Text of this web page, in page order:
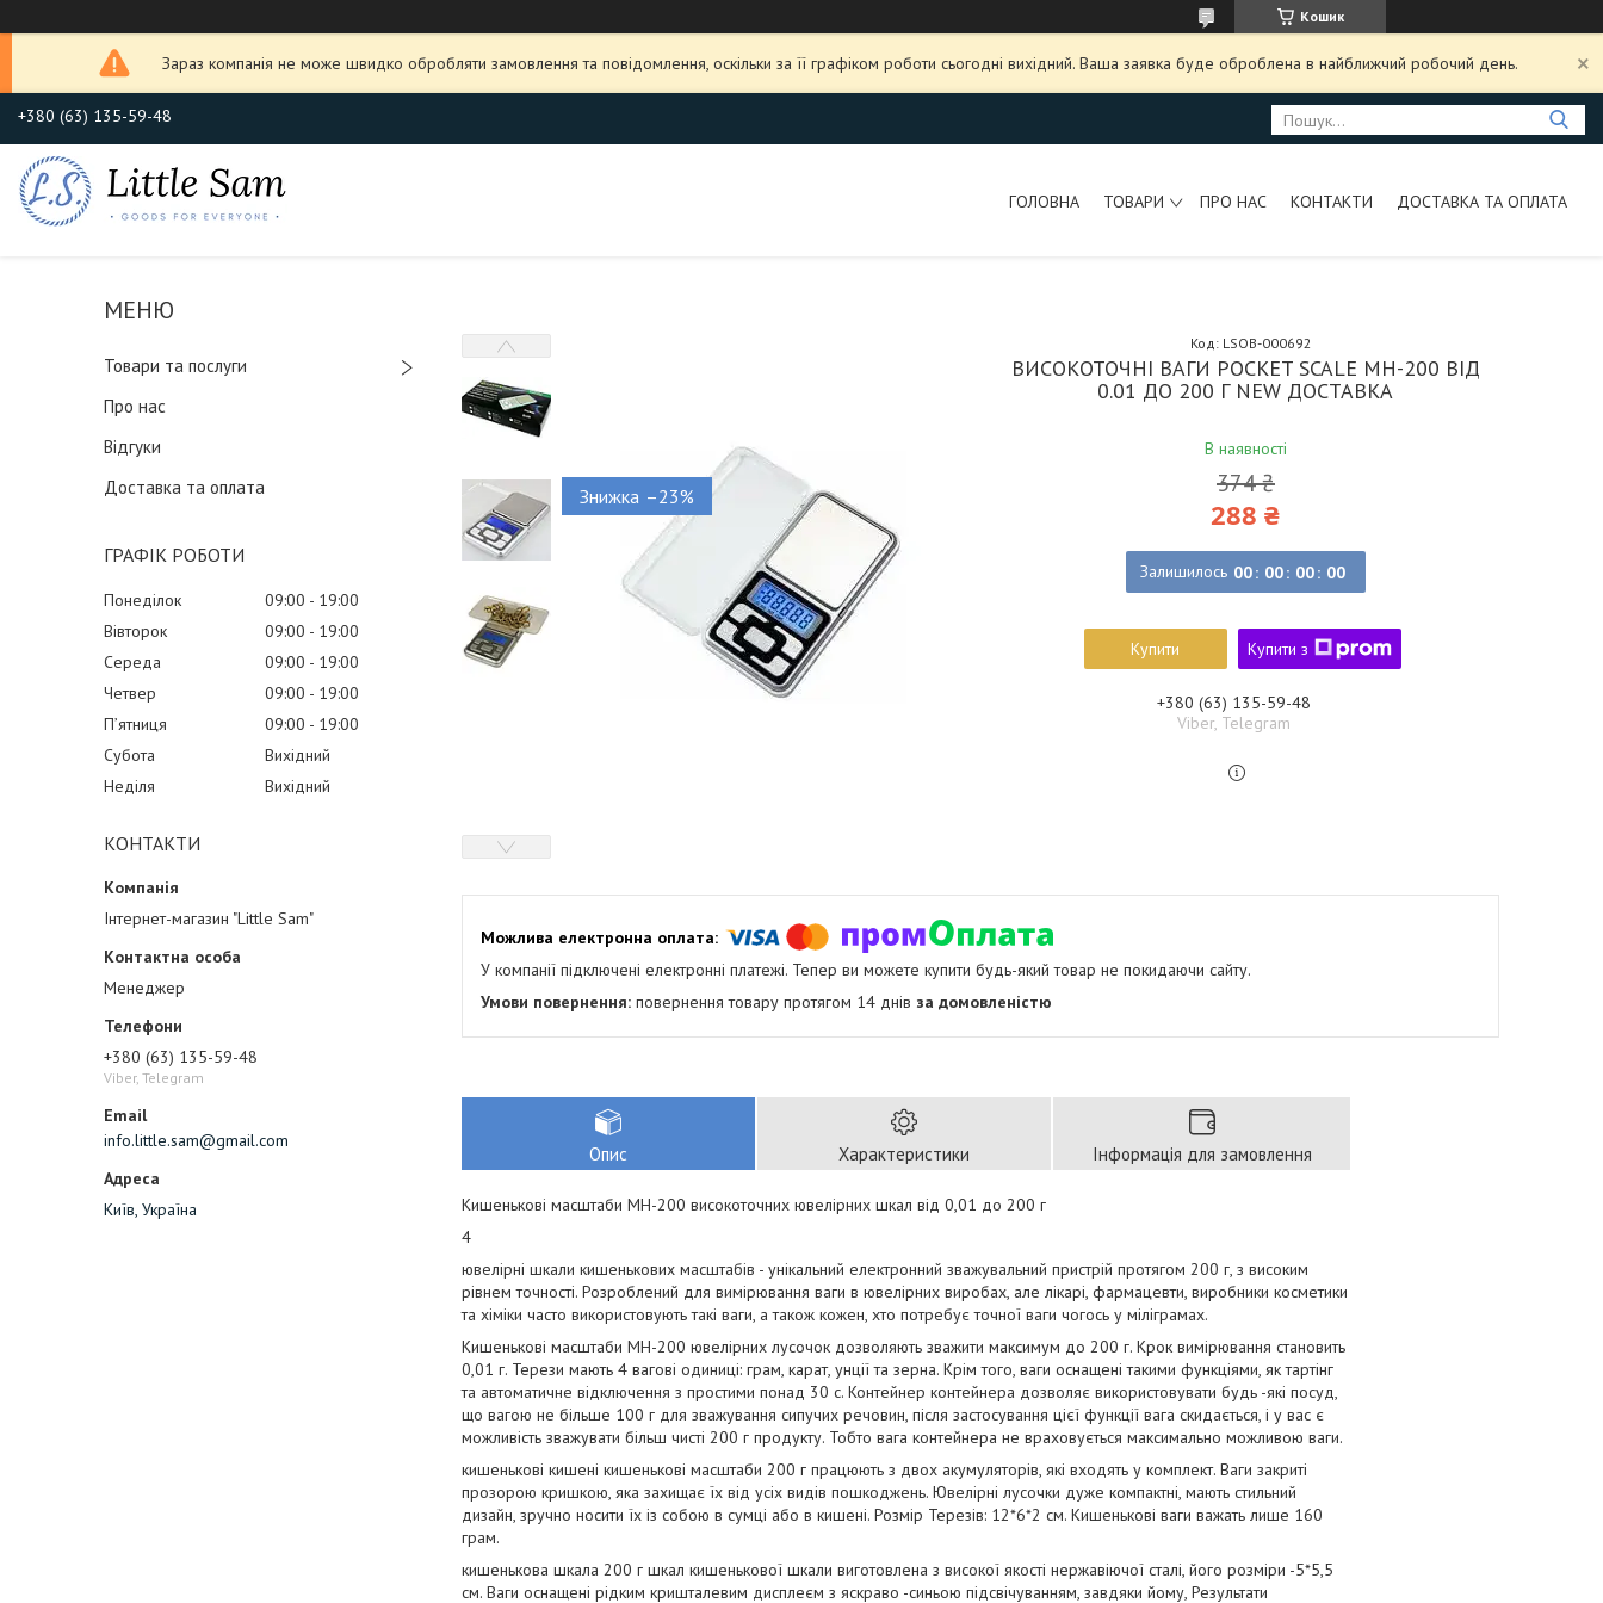
Кошик
Зараз компанія не може швидко обробляти замовлення та повідомлення, оскільки за її графіком роботи сьогодні вихідний. Ваша заявка буде оброблена в найближчий робочий день.
+380 (63) 135-59-48
ГОЛОВНА ТОВАРИ ПРО НАС КОНТАКТИ ДОСТАВКА ТА ОПЛАТА
Товари та послуги
Про нас
Відгуки
Доставка та оплата
ГРАФІК РОБОТИ
Понеділок 09:00
19:00
Вівторок
09:00
19:00
Середа
09:00
19:00
Четвер
09:00
19:00
Пʼятниця
09:00
19:00
Субота
Вихідний
Неділя
Вихідний
КОНТАКТИ
Інтернет-магазин "Little Sam"
Менеджер
+380 (63) 135-59-48
Viber, Telegram
info.little.sam@gmail.com
Київ, Україна
–23%
ВИСОКОТОЧНІ ВАГИ POCKET SCALE MH-200 ВІД
0.01 ДО 200 Г NEW ДОСТАВКА
В наявності
Код: LSOB-000692
374 ₴
288 ₴
Залишилось 00 00 00 00
Купити Купити з
+380 (63) 135-59-48
Viber, Telegram
У компанії підключені електронні платежі. Тепер ви можете купити будь-який товар не покидаючи сайту.
повернення товару протягом 14 днів за домовленістю
Опис Характеристики Інформація для замовлення
Кишенькові масштаби MH-200 високоточних ювелірних шкал від 0,01 до 200 г
4
ювелірні шкали кишенькових масштабів - унікальний електронний зважувальний пристрій протягом 200 г, з високим
рівнем точності. Розроблений для вимірювання ваги в ювелірних виробах, але лікарі, фармацевти, виробники косметики
та хіміки часто використовують такі ваги, а також кожен, хто потребує точної ваги чогось у міліграмах.
Кишенькові масштаби MH-200 ювелірних лусочок дозволяють зважити максимум до 200 г. Крок вимірювання становить
0,01 г. Терези мають 4 вагові одиниці: грам, карат, унції та зерна. Крім того, ваги оснащені такими функціями, як тартінг
та автоматичне відключення з простими понад 30 с. Контейнер контейнера дозволяє використовувати будь -які посуд,
що вагою не більше 100 г для зважування сипучих речовин, після застосування цієї функції вага скидається, і у вас є
можливість зважувати більш чисті 200 г продукту. Тобто вага контейнера не враховується максимально можливою ваги.
кишенькові кишені кишенькові масштаби 200 г працюють з двох акумуляторів, які входять у комплект. Ваги закриті
прозорою кришкою, яка захищає їх від усіх видів пошкоджень. Ювелірні лусочки дуже компактні, мають стильний
дизайн, зручно носити їх із собою в сумці або в кишені. Розмір Терезів: 12*6*2 см. Кишенькові ваги важать лише 160
грам.
кишенькова шкала 200 г шкал кишенькової шкали виготовлена з високої якості нержавіючої сталі, його розміри -5*5,5
см. Ваги оснащені рідким кришталевим дисплеєм з яскраво -синьою підсвічуванням, завдяки йому, Результати